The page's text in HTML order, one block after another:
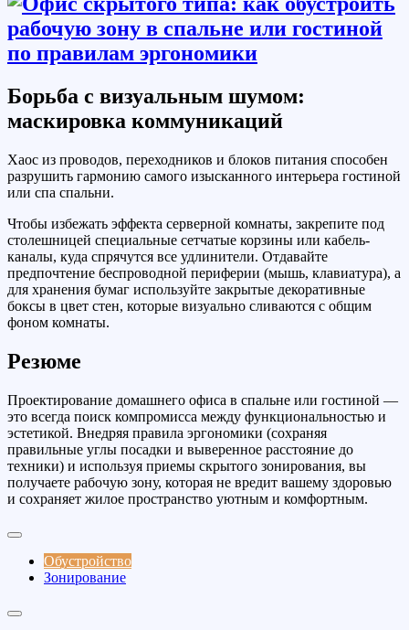
Борьба с визуальным шумом:
маскировка коммуникаций
Хаос из проводов, переходников и блоков питания способен
разрушить гармонию самого изысканного интерьера гостиной
или спа спальни.
Чтобы избежать эффекта серверной комнаты, закрепите под
столешницей специальные сетчатые корзины или кабель-
каналы, куда спрячутся все удлинители. Отдавайте
предпочтение беспроводной периферии (мышь, клавиатура), а
для хранения бумаг используйте закрытые декоративные
боксы в цвет стен, которые визуально сливаются с общим
фоном комнаты.
Резюме
Проектирование домашнего офиса в спальне или гостиной —
это всегда поиск компромисса между функциональностью и
эстетикой. Внедряя правила эргономики (сохраняя
правильные углы посадки и выверенное расстояние до
техники) и используя приемы скрытого зонирования, вы
получаете рабочую зону, которая не вредит вашему здоровью
и сохраняет жилое пространство уютным и комфортным.
Обустройство
Зонирование